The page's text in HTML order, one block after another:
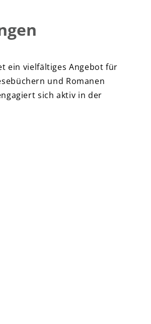
ein vielfältiges Angebot für
und Romanen
sich aktiv in der